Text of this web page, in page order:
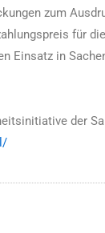
zum
für
Einsatz in
der